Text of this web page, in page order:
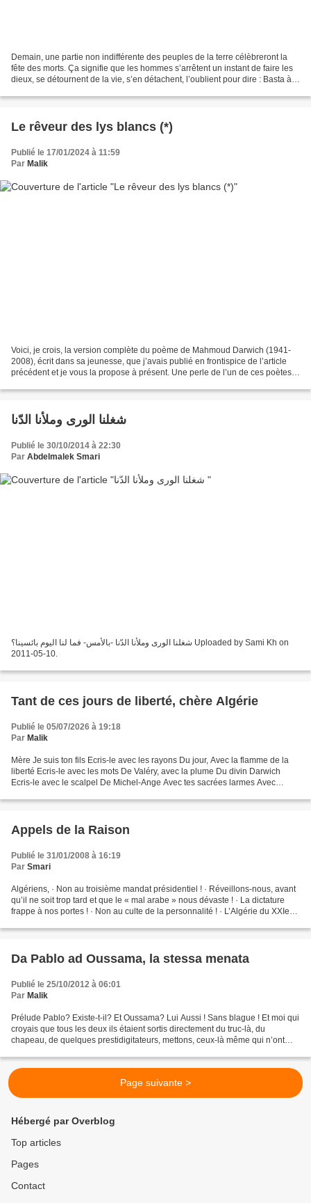
Demain, une partie non indifférente des peuples de la terre célèbreront la
fête des morts. Ça signifie que les hommes s’arrêtent un instant de faire les
dieux, se détournent de la vie, s’en détachent, l’oublient pour dire : Basta à
Le rêveur des lys blancs (*)
Publié le 17/01/2024 à 11:59
Par Malik
Voici, je crois, la version complète du poème de Mahmoud Darwich (1941-
2008), écrit dans sa jeunesse, que j’avais publié en frontispice de l’article
précédent et je vous la propose à présent. Une perle de l’un de ces poètes
شغلنا الورى وملأنا الدّنا
Publié le 30/10/2014 à 22:30
Par Abdelmalek Smari
شغلنا الورى وملأنا الدّنا -بالأمس- فما لنا اليوم بائسينا؟ Uploaded by Sami Kh on
2011-05-10.
Tant de ces jours de liberté, chère Algérie
Publié le 05/07/2026 à 19:18
Par Malik
Mère Je suis ton fils Ecris-le avec les rayons Du jour, Avec la flamme de la
liberté Ecris-le avec les mots De Valéry, avec la plume Du divin Darwich
Ecris-le avec le scalpel De Michel-Ange Avec tes sacrées larmes Avec
Appels de la Raison
Publié le 31/01/2008 à 16:19
Par Smari
Algériens, · Non au troisième mandat présidentiel ! · Réveillons-nous, avant
qu’il ne soit trop tard et que le « mal arabe » nous dévaste ! · La dictature
frappe à nos portes ! · Non au culte de la personnalité ! · L’Algérie du XXIe
Da Pablo ad Oussama, la stessa menata
Publié le 25/10/2012 à 06:01
Par Malik
Prélude Pablo? Existe-t-il? Et Oussama? Lui Aussi ! Sans blague ! Et moi qui
croyais que tous les deux ils étaient sortis directement du truc-là, du
chapeau, de quelques prestidigitateurs, mettons, ceux-là même qui n’ont
Page suivante >
Hébergé par Overblog
Top articles
Pages
Contact